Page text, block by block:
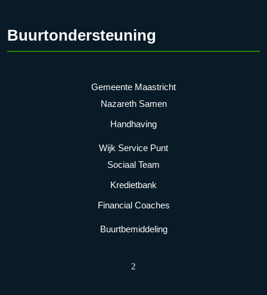
Buurtondersteuning
Gemeente Maastricht
Nazareth Samen
Handhaving
Wijk Service Punt
Sociaal Team
Kredietbank
Financial Coaches
Buurtbemiddeling
2